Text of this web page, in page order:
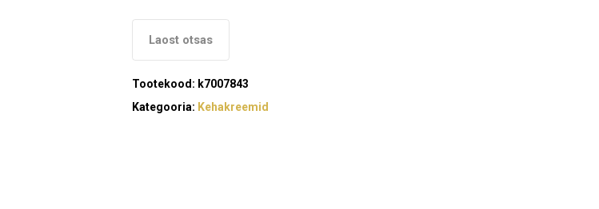
Laost otsas
Tootekood: k7007843
Kategooria: Kehakreemid